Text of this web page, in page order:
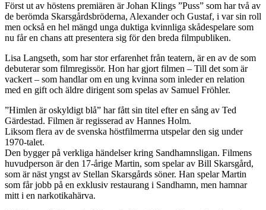
Först ut av höstens premiären är Johan Klings ”Puss” som har två av
de berömda Skarsgårdsbröderna, Alexander och Gustaf, i var sin roll
men också en hel mängd unga duktiga kvinnliga skådespelare som
nu får en chans att presentera sig för den breda filmpubliken.
Lisa Langseth, som har stor erfarenhet från teatern, är en av de som
debuterar som filmregissör. Hon har gjort filmen – Till det som är
vackert – som handlar om en ung kvinna som inleder en relation
med en gift och äldre dirigent som spelas av Samuel Fröhler.
”Himlen är oskyldigt blå” har fått sin titel efter en sång av Ted
Gärdestad. Filmen är regisserad av Hannes Holm.
Liksom flera av de svenska höstfilmerrna utspelar den sig under
1970-talet.
Den bygger på verkliga händelser kring Sandhamnsligan. Filmens
huvudperson är den 17-årige Martin, som spelar av Bill Skarsgård,
som är näst yngst av Stellan Skarsgårds söner. Han spelar Martin
som får jobb på en exklusiv restaurang i Sandhamn, men hamnar
mitt i en narkotikahärva.